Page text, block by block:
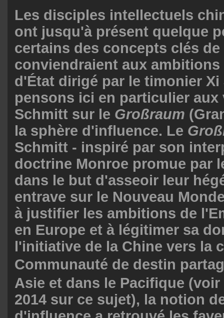
Les disciples intellectuels
ont jusqu'à présent quelque
certains des concepts clés
conviendraient aux
d'État dirigé par le timonier
pensons ici en particulier aux
Schmitt sur le Großraum
la sphère d'influence. Le
Schmitt - inspiré par son
doctrine Monroe promue par
dans le but d'asseoir leur
entrave sur le Nouveau
à justifier les ambitions de
en Europe et à légitimer sa
l'initiative de la Chine vers la
Communauté de destin
Asie et dans le Pacifique
2014 sur ce sujet), la notion